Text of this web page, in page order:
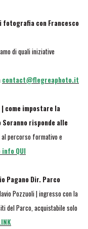
fotografia con Francesco
di quali iniziative
contact@flegreaphoto.it
| come impostare la
risponde alle
percorso formativo e
QUI
Pagano Dir. Parco
Pozzuoli |ingresso conla
del Parco,acquistabile solo